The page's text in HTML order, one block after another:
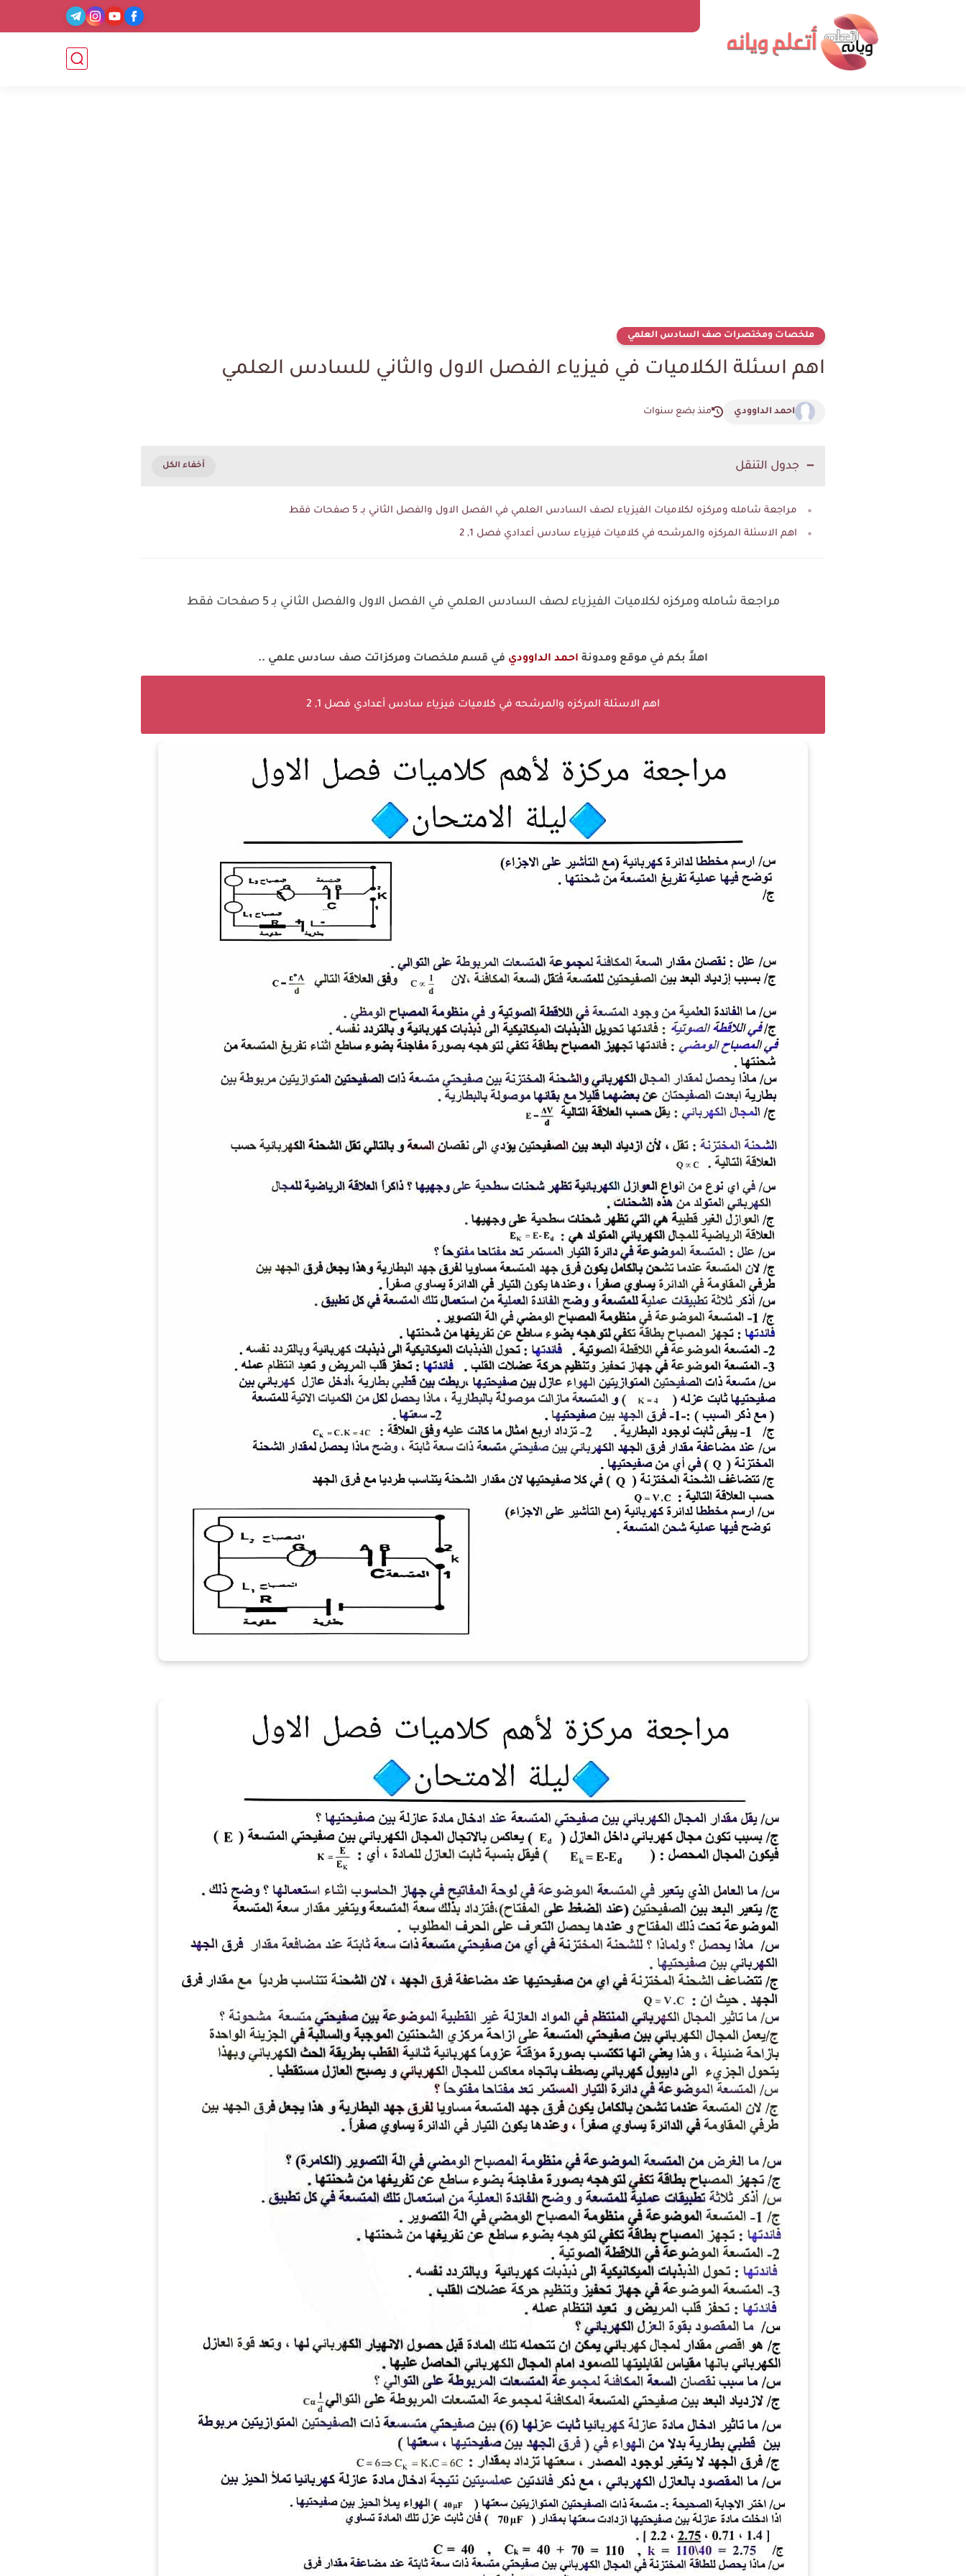
ملخصات ومختصرات صف السادس العلمي
اهم اسئلة الكلاميات في فيزياء الفصل الاول والثاني للسادس العلمي
احمد الداوودي منذ بضع سنوات
جدول التنقل
مراجعة شامله ومركزه لكلاميات الفيزياء لصف السادس العلمي في الفصل الاول والفصل الثاني بـ 5 صفحات فقط
اهم الاسئلة المركزه والمرشحه في كلاميات فيزياء سادس أعدادي فصل 1, 2
مراجعة شامله ومركزه لكلاميات الفيزياء لصف السادس العلمي في الفصل الاول والفصل الثاني بـ 5 صفحات فقط
اهلاً بكم في موقع ومدونة احمد الداوودي في قسم ملخصات ومركزاتت صف سادس علمي ..
اهم الاسئلة المركزه والمرشحه في كلاميات فيزياء سادس أعدادي فصل 1, 2